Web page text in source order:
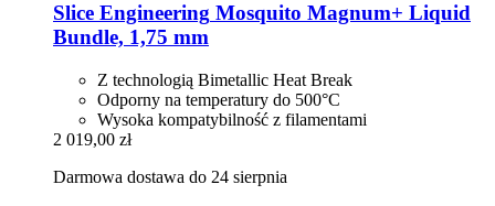
Slice Engineering Mosquito Magnum+ Liquid
Bundle, 1,75 mm
Z technologią Bimetallic Heat Break
Odporny na temperatury do 500°C
Wysoka kompatybilność z filamentami
2 019,00 zł
Darmowa dostawa do 24 sierpnia